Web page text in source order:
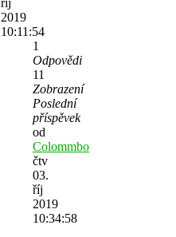
2019
10:11:54
1
Odpovědi
11
Zobrazení
Poslední
příspěvek
od
Colommbo
čtv
03.
říj
2019
10:34:58